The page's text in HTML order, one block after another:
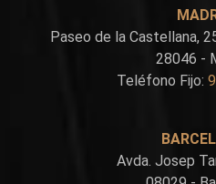
Paseo de la Castellana,
28046 -
Teléfono Fijo:
Avda. Josep